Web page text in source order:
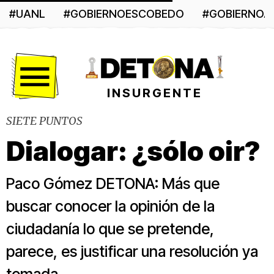
#UANL #GOBIERNOESCOBEDO
INSURGENTE
SIETE PUNTOS
Dialogar: ¿sólo oir?
Paco Gómez DETONA: Más que
buscar conocer la opinión de la
ciudadanía lo que se pretende,
parece, es justificar una resolución ya